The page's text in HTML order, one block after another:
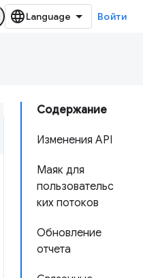
Войти
Содержание
Изменения API
Маяк для
пользовательс
ких потоков
Обновление
отчета